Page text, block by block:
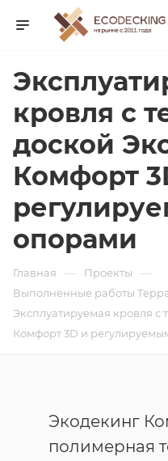
кровля с
доской
Комфорт
опорами
Главная — Проекты —
Выполненные работы
Эксплуатируемая кровля с
Комфорт 3D и
Экодекинг
полимерная